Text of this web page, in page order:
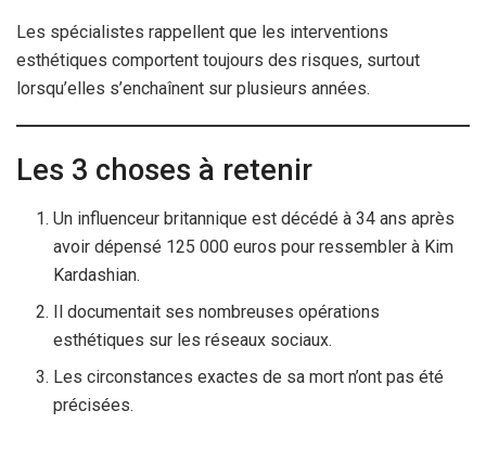
Les spécialistes rappellent que les interventions
esthétiques comportent toujours des risques, surtout
lorsqu’elles s’enchaînent sur plusieurs années.
Les 3 choses à retenir
Un influenceur britannique est décédé à 34 ans après
avoir dépensé 125 000 euros pour ressembler à Kim
Kardashian.
Il documentait ses nombreuses opérations
esthétiques sur les réseaux sociaux.
Les circonstances exactes de sa mort n’ont pas été
précisées.